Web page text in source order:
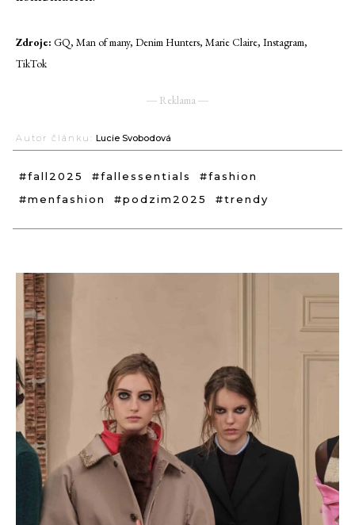
Zdroje: GQ, Man of many, Denim Hunters, Marie Claire, Instagram,
TikTok
― Reklama ―
Autor článku: Lucie Svobodová
#fall2025 #fallessentials
#fashion
#menfashion
#podzim2025 #trendy